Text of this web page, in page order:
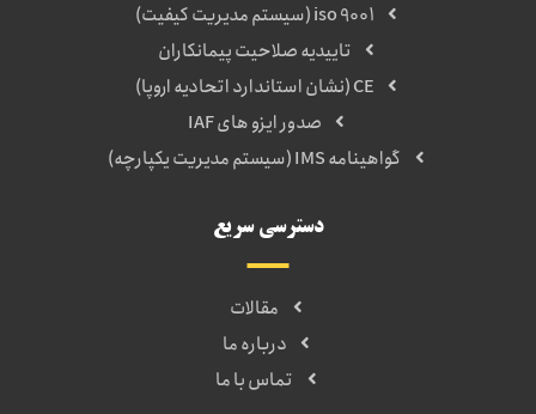
iso 9001 (سیستم مدیریت کیفیت)
تاییدیه صلاحیت پیمانکاران
CE (نشان استاندارد اتحادیه اروپا)
صدور ایزو های IAF
گواهینامه IMS (سیستم مدیریت یکپارچه)
دسترسی سریع
مقالات
درباره ما
تماس با ما